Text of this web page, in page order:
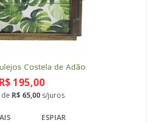
Costela de Adão
R$ 195,00
de R$ 65,00 s/juros
ESPIAR